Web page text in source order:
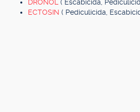
DRONOL ( Escabicida,
ECTOSIN ( Pediculicida,